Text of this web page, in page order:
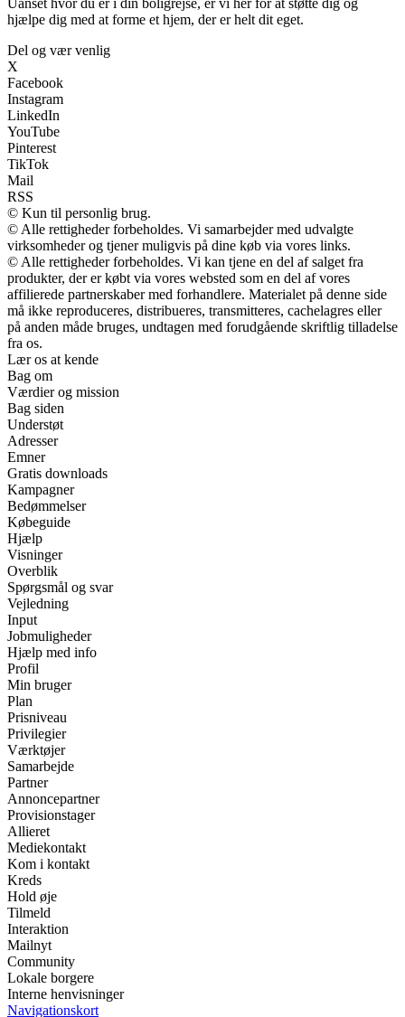
hjælpe dig med at forme et hjem, der er helt dit eget.
Del og vær venlig
X
Facebook
Instagram
LinkedIn
YouTube
Pinterest
TikTok
Mail
RSS
© Kun til personlig brug.
© Alle rettigheder forbeholdes. Vi samarbejder med udvalgte
virksomheder og tjener muligvis på dine køb via vores links.
© Alle rettigheder forbeholdes. Vi kan tjene en del af salget fra
produkter, der er købt via vores websted som en del af vores
affilierede partnerskaber med forhandlere. Materialet på denne side
må ikke reproduceres, distribueres, transmitteres, cachelagres eller
på anden måde bruges, undtagen med forudgående skriftlig tilladelse
fra os.
Lær os at kende
Bag om
Værdier og mission
Bag siden
Understøt
Adresser
Emner
Gratis downloads
Kampagner
Bedømmelser
Købeguide
Hjælp
Visninger
Overblik
Spørgsmål og svar
Vejledning
Input
Jobmuligheder
Hjælp med info
Profil
Min bruger
Plan
Prisniveau
Privilegier
Værktøjer
Samarbejde
Partner
Annoncepartner
Provisionstager
Allieret
Mediekontakt
Kom i kontakt
Kreds
Hold øje
Tilmeld
Interaktion
Mailnyt
Community
Lokale borgere
Interne henvisninger
Navigationskort